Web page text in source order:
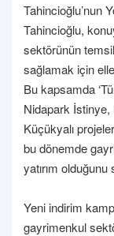
Tahincioğlu’nun
Tahincioğlu,
sektörünün
sağlamak için
Bu kapsamda
Nidapark
Küçükyalı
bu dönemde
yatırım olduğunu
Yeni indirim
gayrimenkul